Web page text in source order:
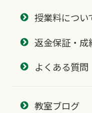
授業料につい
返金保証・成
よくある質問
教室ブログ